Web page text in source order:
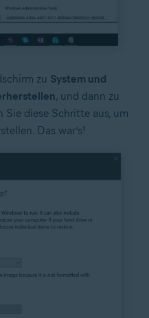
zu System und
, und dann zu
Sie diese Schritte aus, um
Das war‘s!